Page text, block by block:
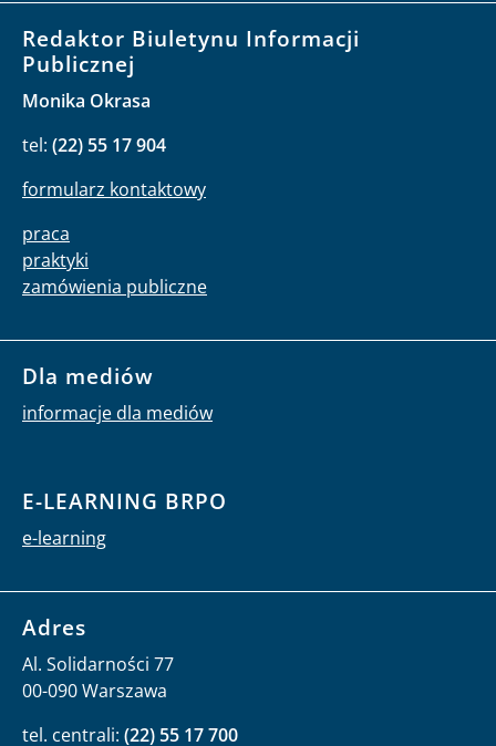
Redaktor Biuletynu Informacji
Publicznej
Monika Okrasa
tel: (22) 55 17 904
formularz kontaktowy
praca
praktyki
zamówienia publiczne
Dla mediów
informacje dla mediów
E-LEARNING BRPO
e-learning
Adres
Al. Solidarności 77
00-090 Warszawa
tel. centrali: (22) 55 17 700